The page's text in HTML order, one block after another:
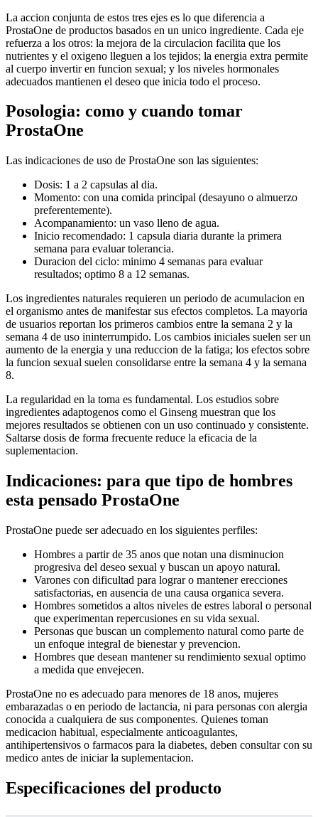
La accion conjunta de estos tres ejes es lo que diferencia a
ProstaOne de productos basados en un unico ingrediente. Cada eje
refuerza a los otros: la mejora de la circulacion facilita que los
nutrientes y el oxigeno lleguen a los tejidos; la energia extra permite
al cuerpo invertir en funcion sexual; y los niveles hormonales
adecuados mantienen el deseo que inicia todo el proceso.
Posologia: como y cuando tomar
ProstaOne
Las indicaciones de uso de ProstaOne son las siguientes:
Dosis: 1 a 2 capsulas al dia.
Momento: con una comida principal (desayuno o almuerzo
preferentemente).
Acompanamiento: un vaso lleno de agua.
Inicio recomendado: 1 capsula diaria durante la primera
semana para evaluar tolerancia.
Duracion del ciclo: minimo 4 semanas para evaluar
resultados; optimo 8 a 12 semanas.
Los ingredientes naturales requieren un periodo de acumulacion en
el organismo antes de manifestar sus efectos completos. La mayoria
de usuarios reportan los primeros cambios entre la semana 2 y la
semana 4 de uso ininterrumpido. Los cambios iniciales suelen ser un
aumento de la energia y una reduccion de la fatiga; los efectos sobre
la funcion sexual suelen consolidarse entre la semana 4 y la semana
8.
La regularidad en la toma es fundamental. Los estudios sobre
ingredientes adaptogenos como el Ginseng muestran que los
mejores resultados se obtienen con un uso continuado y consistente.
Saltarse dosis de forma frecuente reduce la eficacia de la
suplementacion.
Indicaciones: para que tipo de hombres
esta pensado ProstaOne
ProstaOne puede ser adecuado en los siguientes perfiles:
Hombres a partir de 35 anos que notan una disminucion
progresiva del deseo sexual y buscan un apoyo natural.
Varones con dificultad para lograr o mantener erecciones
satisfactorias, en ausencia de una causa organica severa.
Hombres sometidos a altos niveles de estres laboral o personal
que experimentan repercusiones en su vida sexual.
Personas que buscan un complemento natural como parte de
un enfoque integral de bienestar y prevencion.
Hombres que desean mantener su rendimiento sexual optimo
a medida que envejecen.
ProstaOne no es adecuado para menores de 18 anos, mujeres
embarazadas o en periodo de lactancia, ni para personas con alergia
conocida a cualquiera de sus componentes. Quienes toman
medicacion habitual, especialmente anticoagulantes,
antihipertensivos o farmacos para la diabetes, deben consultar con su
medico antes de iniciar la suplementacion.
Especificaciones del producto